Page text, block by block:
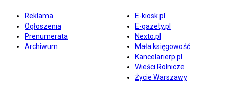
Reklama
Ogłoszenia
Prenumerata
Archiwum
E-kiosk.pl
E-gazety.pl
Nexto.pl
Mała księgowość
Kancelarierp.pl
Wieści Rolnicze
Życie Warszawy